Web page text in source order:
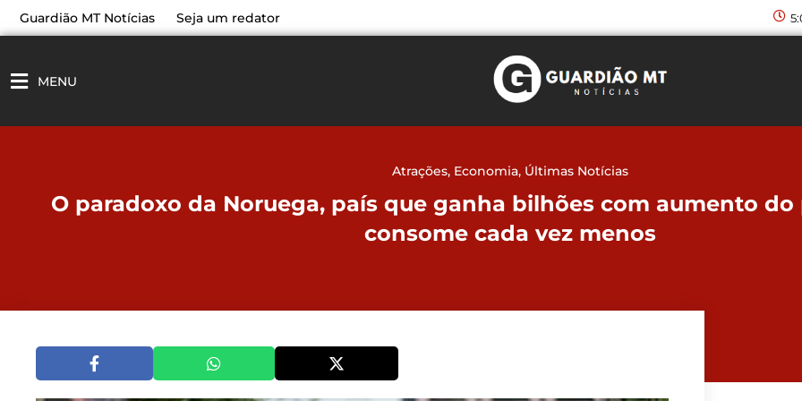
paraGuardião MT Notícias Seja um redator
MENU
Atrações, Economia, Últimas Notícias
O paradoxo da Noruega, país que ganha bilhões com aumento
consome cada vez menos